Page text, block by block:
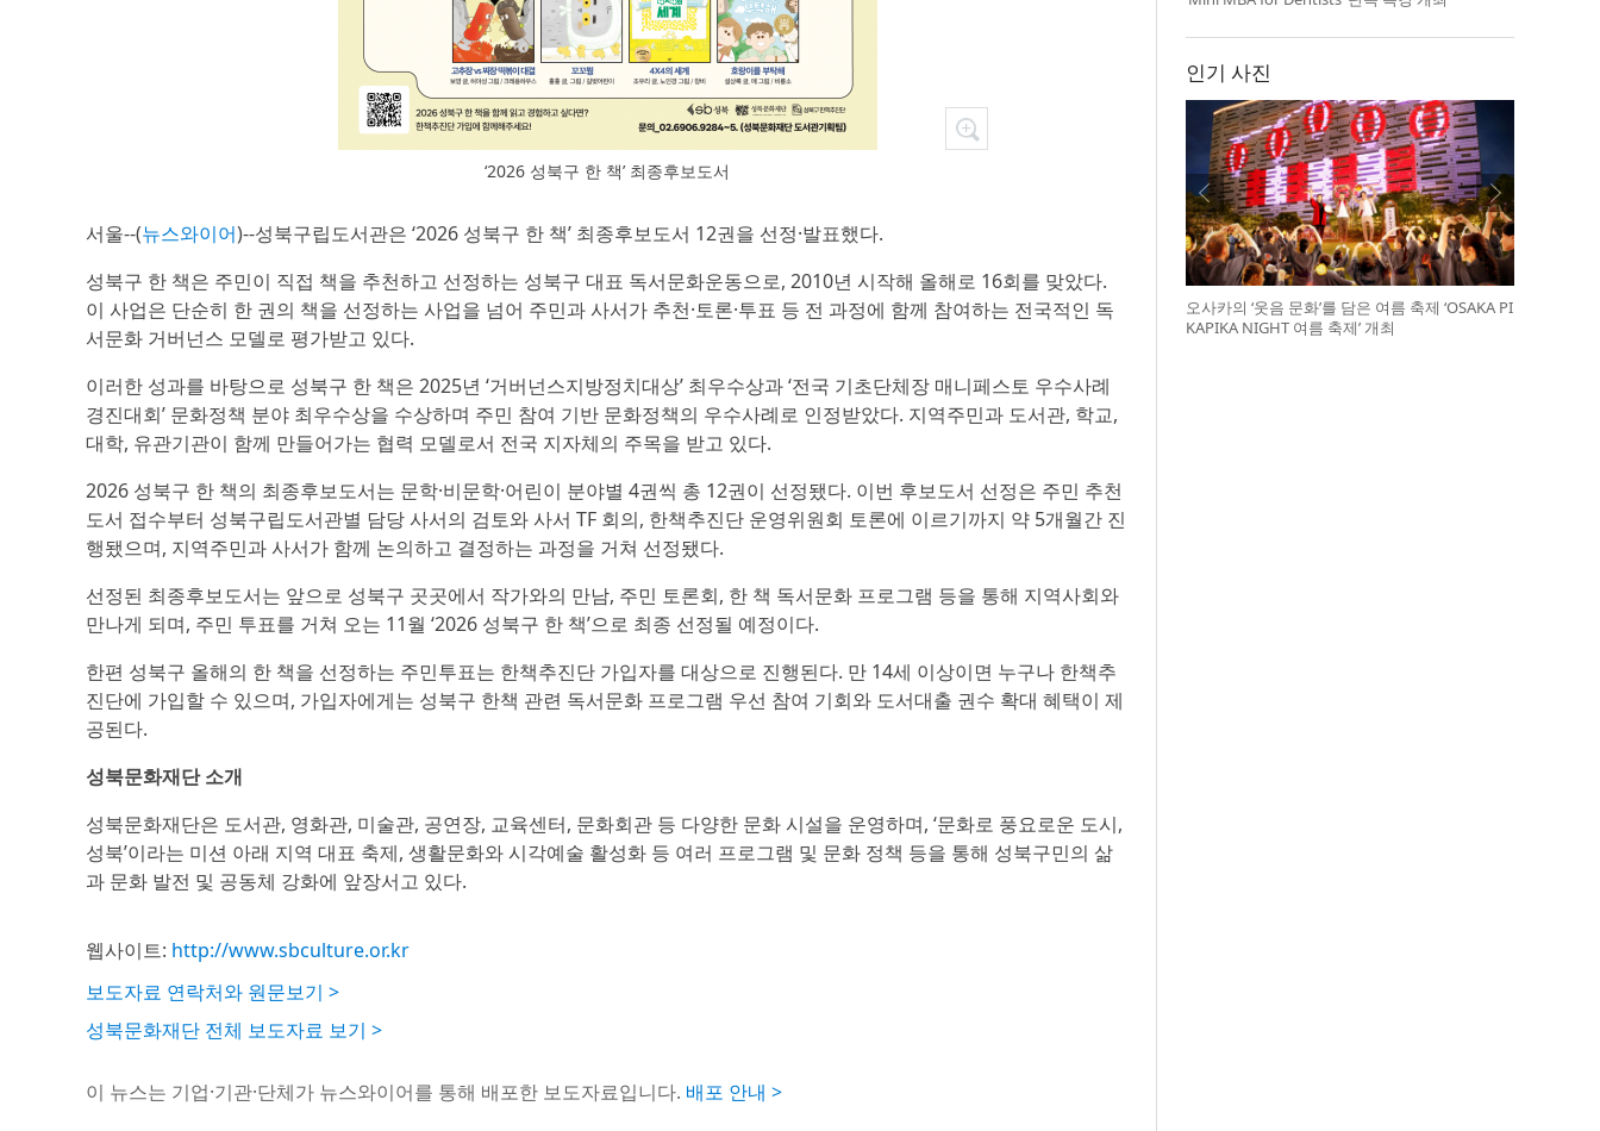
‘2026 성북구 한 책’ 최종후보도서
서울--(뉴스와이어)--성북구립도서관은 ‘2026 성북구 한 책’ 최종후보도서 12권을 선정·발표했다.
성북구 한 책은 주민이 직접 책을 추천하고 선정하는 성북구 대표 독서문화운동으로, 2010년 시작해 올해로 16회를 맞았다.
이 사업은 단순히 한 권의 책을 선정하는 사업을 넘어 주민과 사서가 추천·토론·투표 등 전 과정에 함께 참여하는 전국적인 독
서문화 거버넌스 모델로 평가받고 있다.
이러한 성과를 바탕으로 성북구 한 책은 2025년 ‘거버넌스지방정치대상’ 최우수상과 ‘전국 기초단체장 매니페스토 우수사례
경진대회’ 문화정책 분야 최우수상을 수상하며 주민 참여 기반 문화정책의 우수사례로 인정받았다. 지역주민과 도서관, 학교,
대학, 유관기관이 함께 만들어가는 협력 모델로서 전국 지자체의 주목을 받고 있다.
2026 성북구 한 책의 최종후보도서는 문학·비문학·어린이 분야별 4권씩 총 12권이 선정됐다. 이번 후보도서 선정은 주민 추천
도서 접수부터 성북구립도서관별 담당 사서의 검토와 사서 TF 회의, 한책추진단 운영위원회 토론에 이르기까지 약 5개월간 진
행됐으며, 지역주민과 사서가 함께 논의하고 결정하는 과정을 거쳐 선정됐다.
선정된 최종후보도서는 앞으로 성북구 곳곳에서 작가와의 만남, 주민 토론회, 한 책 독서문화 프로그램 등을 통해 지역사회와
만나게 되며, 주민 투표를 거쳐 오는 11월 ‘2026 성북구 한 책’으로 최종 선정될 예정이다.
한편 성북구 올해의 한 책을 선정하는 주민투표는 한책추진단 가입자를 대상으로 진행된다. 만 14세 이상이면 누구나 한책추
진단에 가입할 수 있으며, 가입자에게는 성북구 한책 관련 독서문화 프로그램 우선 참여 기회와 도서대출 권수 확대 혜택이 제
공된다.
성북문화재단 소개
성북문화재단은 도서관, 영화관, 미술관, 공연장, 교육센터, 문화회관 등 다양한 문화 시설을 운영하며, ‘문화로 풍요로운 도시,
성북’이라는 미션 아래 지역 대표 축제, 생활문화와 시각예술 활성화 등 여러 프로그램 및 문화 정책 등을 통해 성북구민의 삶
과 문화 발전 및 공동체 강화에 앞장서고 있다.
웹사이트: http://www.sbculture.or.kr
보도자료 연락처와 원문보기 >
성북문화재단 전체 보도자료 보기 >
이 뉴스는 기업·기관·단체가 뉴스와이어를 통해 배포한 보도자료입니다. 배포 안내 >
인기 사진
오사카의 ‘웃음 문화’를 담은 여름 축제 ‘OSAKA PI
KAPIKA NIGHT 여름 축제’ 개최